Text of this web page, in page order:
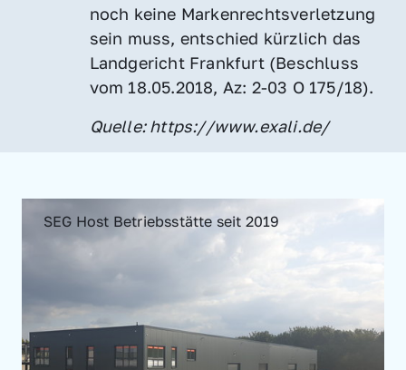
noch keine Markenrechtsverletzung
sein muss, entschied kürzlich das
Landgericht Frankfurt (Beschluss
vom 18.05.2018, Az: 2-03 O 175/18).
Quelle: https://www.exali.de/
SEG Host Betriebsstätte seit 2019